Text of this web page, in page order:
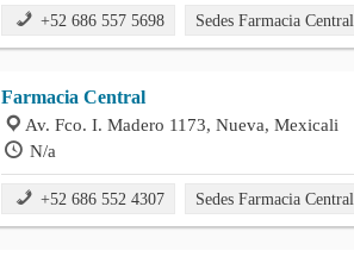
+52 686 557 5698 Sedes Farmacia Central
Farmacia Central
Av. Fco. I. Madero 1173, Nueva, Mexicali
N/a
+52 686 552 4307 Sedes Farmacia Central